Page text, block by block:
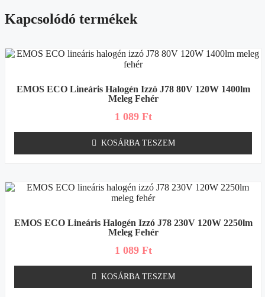
Kapcsolódó termékek
EMOS ECO Lineáris Halogén Izzó J78 80V 120W 1400lm
Meleg Fehér
1 089 Ft
KOSÁRBA TESZEM
EMOS ECO Lineáris Halogén Izzó J78 230V 120W 2250lm
Meleg Fehér
1 089 Ft
KOSÁRBA TESZEM